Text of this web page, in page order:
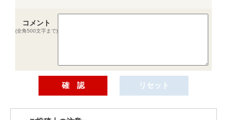
コメント
(全角500文字まで)